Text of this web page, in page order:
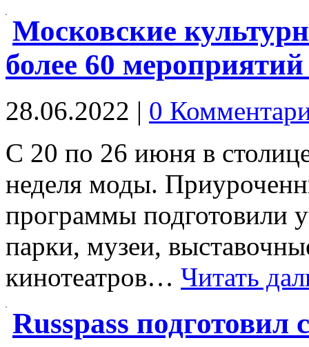
Московские
более 60
28.06.2022 | 0
С 20 по 26 июня в
неделя моды.
программы подготовили
парки, музеи,
кинотеатров… Читать
Russpass